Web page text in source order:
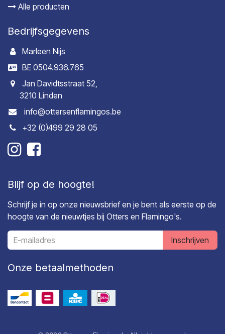
Alle producten
Bedrijfsgegevens
Marleen Nijs
BE 0504.936.765
Jan Davidtsstraat 52,
3210 Linden
info@ottersenflamingos.be
+32 (0)499 29 28 05
Blijf op de hoogte!
Schrijf je in op onze nieuwsbrief en je bent als eerste op de
hoogte van de nieuwtjes bij Otters en Flamingo's.
Inschrijven
Onze betaalmethoden